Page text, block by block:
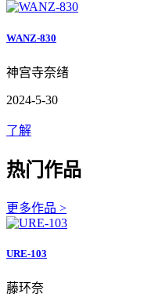
WANZ-830
神宫寺奈绪
2024-5-30
了解
热门作品
更多作品 >
URE-103
藤环奈